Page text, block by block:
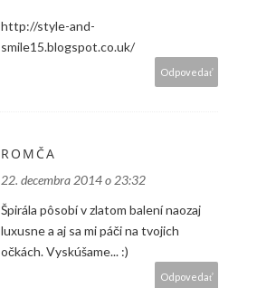
http://style-and-
smile15.blogspot.co.uk/
Odpovedať
ROMČA
22. decembra 2014 o 23:32
Špirála pôsobí v zlatom balení naozaj
luxusne a aj sa mi páči na tvojich
očkách. Vyskúšame... :)
Odpovedať